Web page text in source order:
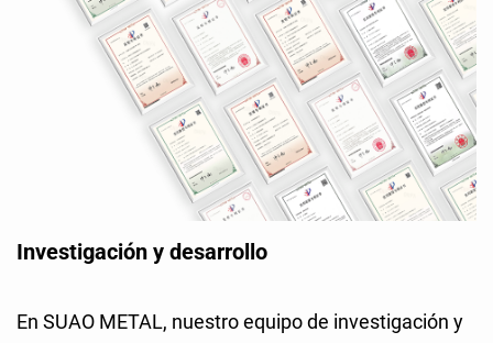
Investigación y desarrollo
En SUAO METAL, nuestro equipo de investigación y